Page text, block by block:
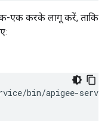
एक करके लागू करें, ताकि
bin/apigee-